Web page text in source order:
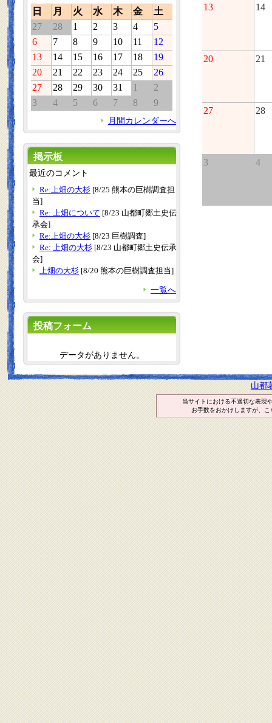
13 14
20 21
27 28
3 4
日
月 火 水 木 金
土
27
28 1 2 3 4
5
6
7 8 9 10 11
12
13
14 15 16 17 18
19
20
21 22 23 24 25
26
27
28 29 30 31 1
2
3
4 5 6 7 8 9
月間カレンダーへ
掲示板
最近のコメント
Re:上畑の大杉 [8/25 熊本の巨樹調査担
当]
Re: 上畑について [8/23 山都町郷土史伝
承会]
Re:上畑の大杉 [8/23 巨樹調査]
Re: 上畑の大杉 [8/23 山都町郷土史伝承
会]
上畑の大杉 [8/20 熊本の巨樹調査担当]
一覧へ
投稿フォーム
データがありません。
山都
当サイトにおける不適切な表現
お手数をおかけしますが、こ